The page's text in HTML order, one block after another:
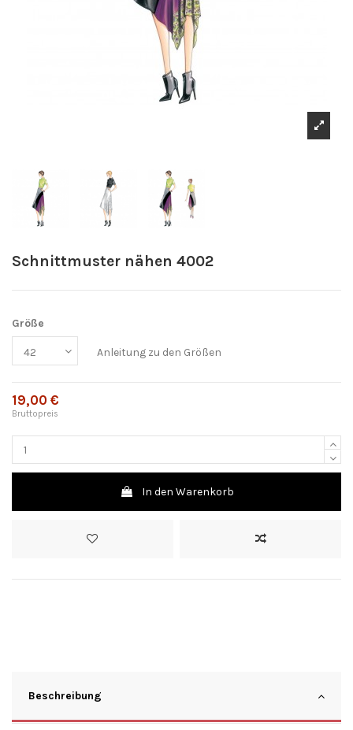
Schnittmuster nähen 4002
Größe
Anleitung zu den Größen
19,00 €
Bruttopreis
In den Warenkorb
Beschreibung